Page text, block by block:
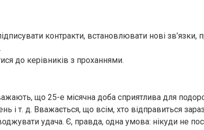
контракти, встановлювати нові зв’язки,
до керівників з проханнями.
що 25-е місячна доба сприятлива для
і т. д. Вважається, що всім, хто відправиться
удача. Є, правда, одна умова: нікуди не